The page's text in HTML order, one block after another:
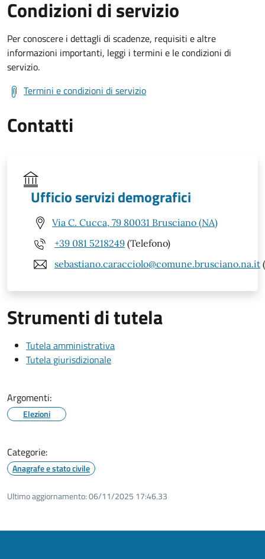
Condizioni di servizio
Per conoscere i dettagli di scadenze, requisiti e altre
informazioni importanti, leggi i termini e le condizioni di
servizio.
Termini e condizioni di servizio
Contatti
Ufficio servizi demografici
Via C. Cucca, 79 80031 Brusciano (NA)
+39 081 5218249 (Telefono)
sebastiano.caracciolo@comune.brusciano.na.it
Strumenti di tutela
Tutela amministrativa
Tutela giurisdizionale
Argomenti:
Elezioni
Categorie:
Anagrafe e stato civile
Ultimo aggiornamento:06/11/2025 17:46.33